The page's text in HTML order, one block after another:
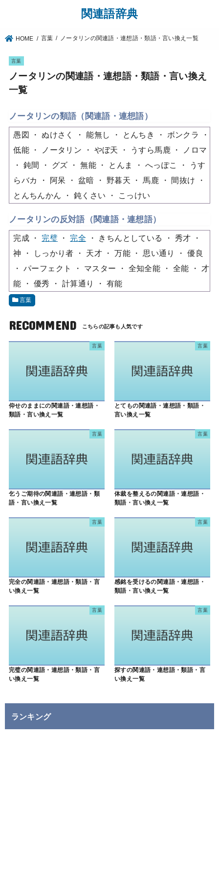
関連語辞典
HOME 言葉 ノータリンの関連語・連想語・類語・言い換え一覧
言葉
ノータリンの関連語・連想語・類語・言い換え
一覧
ノータリンの類語（関連語・連想語）
愚図 ぬけさく 能無し とんちき
ボンクラ
低能
ノータリン やぼ天 うすら馬鹿
ノロマ
鈍間
グズ 無能 とんま へっぽこ
うす
らバカ
阿呆 盆暗 野暮天 馬鹿
間抜け
とんちんかん
鈍くさい こっけい
ノータリンの反対語（関連語・連想語）
完成 完璧 完全 きちんとしている
秀才
神
しっかり者 天才 万能 思い通り
優良
パーフェクト
マスター 全知全能 全能
才
能
優秀 計算通り 有能
言葉
RECOMMEND
言葉
仰せのままにの関連語・連想語・
類語・言い換え一覧
言葉
とてもの関連語・連想語・類語・
言い換え一覧
言葉
乞うご期待の関連語・連想語・類
語・言い換え一覧
言葉
体裁を整えるの関連語・連想語・
類語・言い換え一覧
言葉
完全の関連語・連想語・類語・言
い換え一覧
言葉
感銘を受けるの関連語・連想語・
類語・言い換え一覧
言葉
完璧の関連語・連想語・類語・言
い換え一覧
言葉
探すの関連語・連想語・類語・言
い換え一覧
ランキング